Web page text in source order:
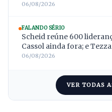
06/08/2026
FALANDO SÉRIO
Scheid reúne 600
Cassol ainda fora; e
06/08/2026
VER TODAS